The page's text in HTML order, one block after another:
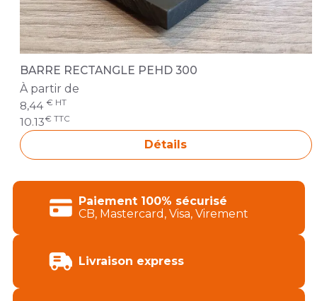
BARRE RECTANGLE PEHD 300
À partir de
8,44 € HT
10.13€ TTC
Détails
Paiement 100% sécurisé
CB, Mastercard, Visa, Virement
Livraison express